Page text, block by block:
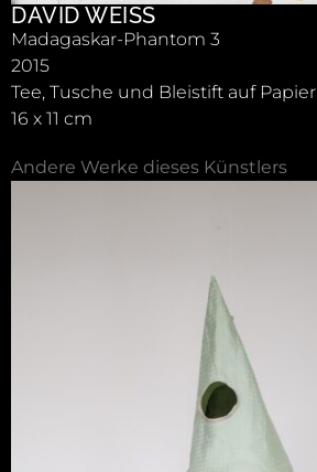
DAVID WEISS
Madagaskar-Phantom 3
2015
Tee, Tusche und Bleistift auf Papier
16 x 11 cm
Andere Werke dieses Künstlers